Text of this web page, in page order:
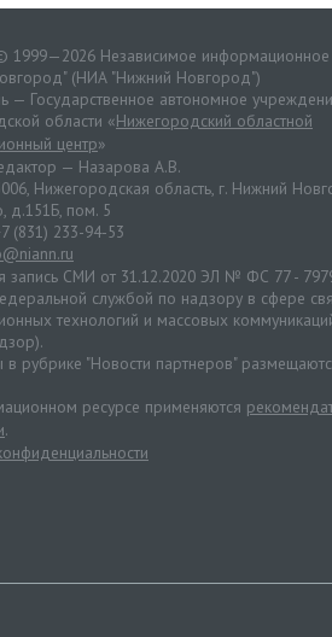
1999—2026 Независимое информационное
(НИА "Нижний Новгород")
— Государственное автономное
области «Нижегородский областной
центр»
— Назарова А.В.
Нижегородская область, г. Нижний
д.151Б, пом. 5
(831) 233-94-53
запись СМИ от 31.12.2020 ЭЛ № ФС 77 -
службой по надзору в сфере
технологий и массовых
в рубрике "Новости партнеров"
ресурсе применяются
.